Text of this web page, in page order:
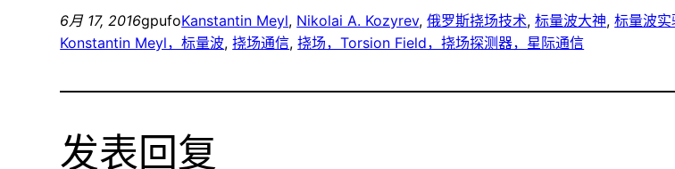
6月 17, 2016gpufoKanstantin Meyl, Nikolai A. Kozyrev, 俄罗斯挠场技术, 标量波大神, 标量波
Konstantin Meyl，标量波, 挠场通信, 挠场，Torsion Field，挠场探测器，星际通信
发表回复